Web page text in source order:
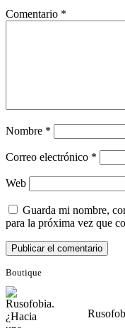
Comentario *
Nombre *
Correo electrónico *
Web
Guarda mi nombre,
para la próxima vez que
Boutique